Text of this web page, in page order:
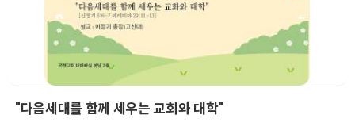
"다음세대를 함께 세우는 교회와 대학"